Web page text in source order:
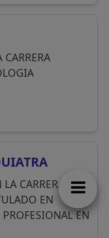
CARRERA DE
EN
EN